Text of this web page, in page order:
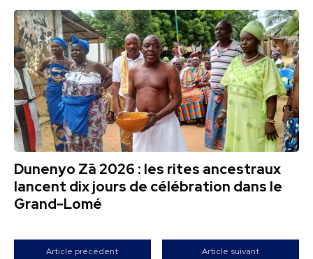
Dunenyo Zā 2026 : les rites ancestraux
lancent dix jours de célébration dans le
Grand-Lomé
Article précédent Article suivant